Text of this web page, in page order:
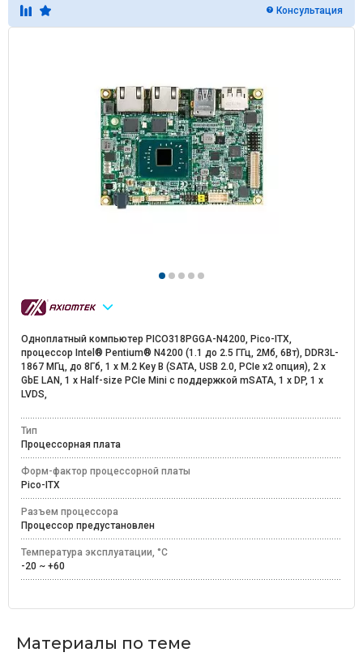
Консультация
Одноплатный компьютер PICO318PGGA-N4200, Pico-ITX,
процессор Intel® Pentium® N4200 (1.1 до 2.5 ГГц, 2Mб, 6Вт), DDR3L-
1867 МГц, до 8Гб, 1 x M.2 Key B (SATA, USB 2.0, PCIe x2 опция), 2 x
GbE LAN, 1 x Half-size PCIе Mini с поддержкой mSATA, 1 х DP, 1 х
LVDS,
Тип
Процессорная плата
Форм-фактор процессорной платы
Pico-ITX
Разъем процессора
Процессор предустановлен
Температура эксплуатации, °C
-20 ~ +60
Материалы по теме